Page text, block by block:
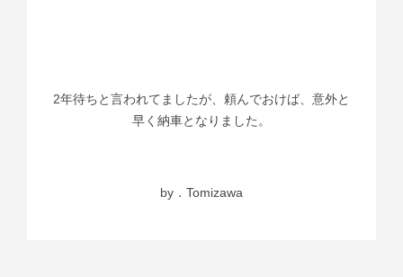
2年待ちと言われてましたが、頼んでおけば、意外と
早く納車となりました。
by．Tomizawa